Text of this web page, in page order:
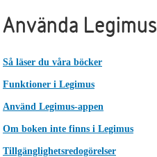
Använda Legimus
Så läser du våra böcker
Funktioner i Legimus
Använd Legimus-appen
Om boken inte finns i Legimus
Tillgänglighetsredogörelser